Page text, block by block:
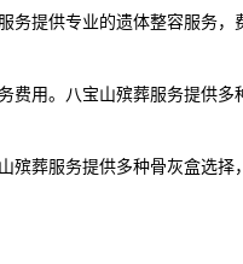
务提供专业的遗体整容服务，
费用。 八宝山殡葬服务提供多
殡葬服务提供多种骨灰盒选择